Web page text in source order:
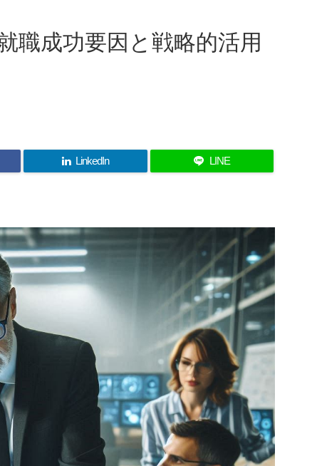
職成功要因と戦略的活用
LinkedIn LINE